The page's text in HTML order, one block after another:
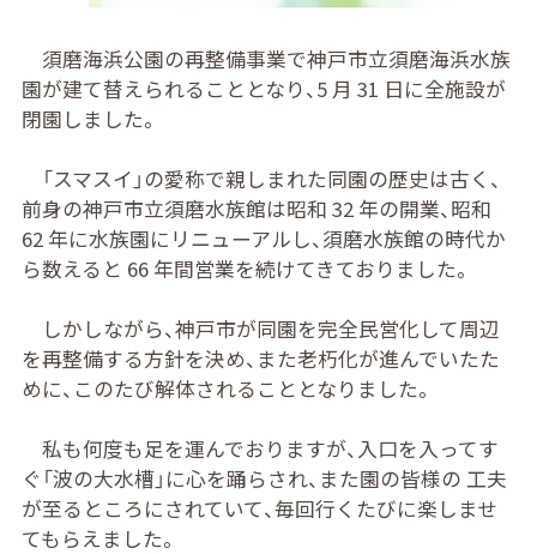
須磨海浜公園の再整備事業で神戸市立須磨海浜水族
園が建て替えられることとなり、5 月 31 日に全施設が
閉園しました。
「スマスイ」の愛称で親しまれた同園の歴史は古く、
前身の神戸市立須磨水族館は昭和 32 年の開業、昭和
62 年に水族園にリニューアルし、須磨水族館の時代か
ら数えると 66 年間営業を続けてきておりました。
しかしながら、神戸市が同園を完全民営化して周辺
を再整備する方針を決め、また老朽化が進んでいたた
めに、このたび解体されることとなりました。
私も何度も足を運んでおりますが、入口を入ってす
ぐ「波の大水槽」に心を踊らされ、また園の皆様の 工夫
が至るところにされていて、毎回行くたびに楽しませ
てもらえました。